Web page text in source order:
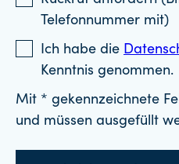
Telefonnummer mit)
Ich habe die
Kenntnis genommen.
Mit * gekennzeichnete
und müssen ausgefüllt